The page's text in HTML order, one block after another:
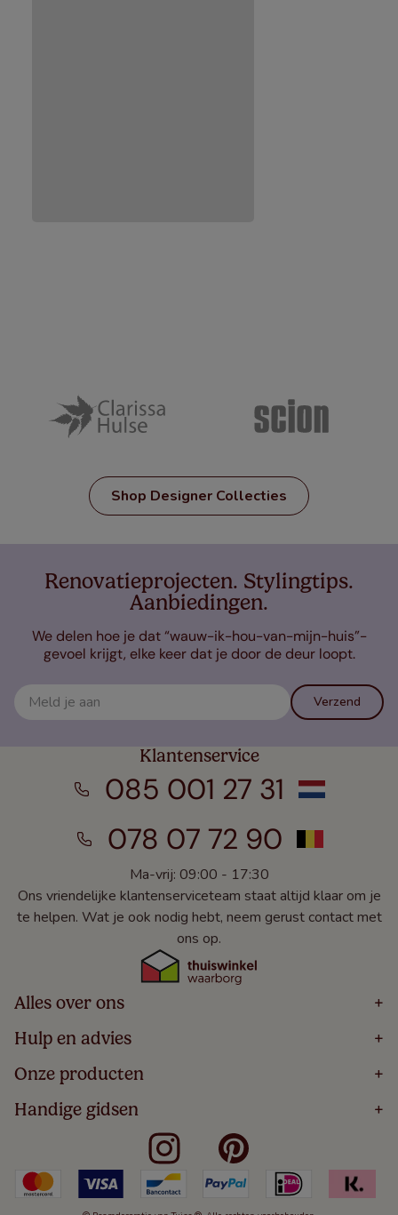
Shop Designer Collecties
Renovatieprojecten. Stylingtips.
Aanbiedingen.
We delen hoe je dat “wauw-ik-hou-van-mijn-huis”-
gevoel krijgt, elke keer dat je door de deur loopt.
Verzend
Klantenservice
085 001 27 31
078 07 72 90
Ma-vrij: 09:00 - 17:30
Ons vriendelijke klantenserviceteam staat altijd klaar om je
te helpen. Wat je ook nodig hebt, neem gerust contact met
ons op.
Alles over ons +
Home
Over
Bestellen
Winacties
Veelgestelde Vragen
Hulp en advies +
Volg Je Bestelling
Levering
5 Jaar Garantie
Algemene Voorwaarden
Kindveiligheid
Cookies
Onze producten +
Houten Jaloezieën
Rolgordijnen
Verticale Jaloezieën
Duo Rolgordijnen
Duo Plisségordijnen
Handige gidsen +
Meten Voor Raamdecoratie
Badkamer Raamdecoratie
Slaapkamer Raamdecoratie
Keuken Raamdecoratie